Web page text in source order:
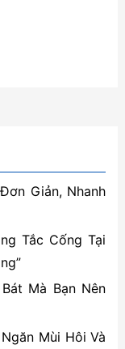
Giản, Nhanh
Tắc Cống Tại
Mà Bạn Nên
Mùi Hôi Và